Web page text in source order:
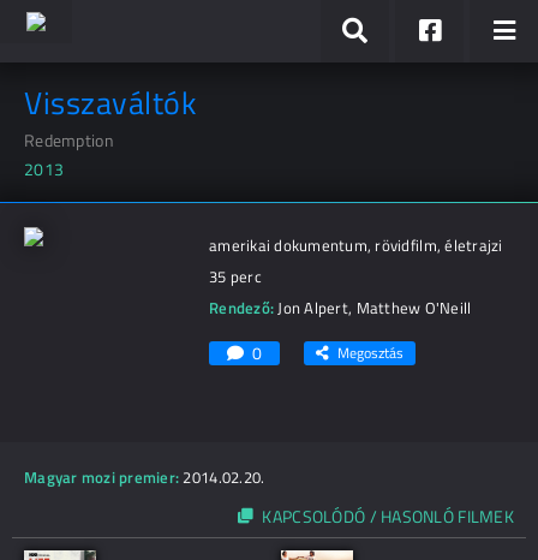
Visszaváltók
Redemption
2013
amerikai dokumentum, rövidfilm, életrajzi
35 perc
Rendező:Jon Alpert, Matthew O'Neill
0 Megosztás
Magyar mozi premier: 2014.02.20.
KAPCSOLÓDÓ / HASONLÓ FILMEK